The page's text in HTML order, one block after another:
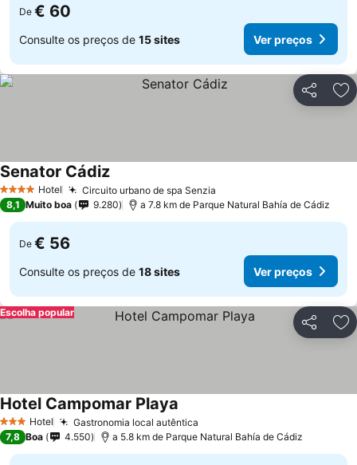
De € 60
Consulte os preços de 15 sites Ver preços
Partilhar
4 EstrelasHotel Circuito urbano de spa Senzia
Senator Cádiz
8,1 Muito boa 9.280 a 7.8 km de Parque Natural Bahía de Cádiz
De € 56
Consulte os preços de 18 sites Ver preços
Partilhar
Escolha popular
3 EstrelasHotel Gastronomia local autêntica
Hotel Campomar Playa
7,8 Boa 4.550 a 5.8 km de Parque Natural Bahía de Cádiz